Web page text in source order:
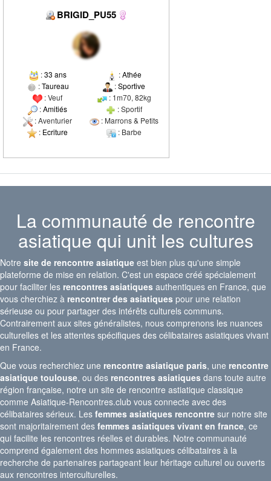
BRIGID_PU55
:33 ans
:Taureau
: Veuf
:Amitiés
: Aventurier
: Ecriture
:Athée
:Sportive
: 1m70, 82kg
: Sportif
: Marrons & Petits
: Barbe
La communauté de rencontre
asiatique qui unit les cultures
Notre site de rencontre asiatique est bien plus qu'une simple
plateforme de mise en relation. C'est un espace créé spécialement
pour faciliter les rencontres asiatiques authentiques en France, que
vous cherchiez à rencontrer des asiatiques pour une relation
sérieuse ou pour partager des intérêts culturels communs.
Contrairement aux sites généralistes, nous comprenons les nuances
culturelles et les attentes spécifiques des célibataires asiatiques vivant
en France.
Que vous recherchiez une rencontre asiatique paris, une rencontre
asiatique toulouse, ou des rencontres asiatiques dans toute autre
région française, notre un site de rencontre astiatique classique
comme Asiatique-Rencontres.club vous connecte avec des
célibataires sérieux. Les femmes asiatiques rencontre sur notre site
sont majoritairement des femmes asiatiques vivant en france, ce
qui facilite les rencontres réelles et durables. Notre communauté
comprend également des hommes asiatiques célibataires à la
recherche de partenaires partageant leur héritage culturel ou ouverts
aux rencontres interculturelles.